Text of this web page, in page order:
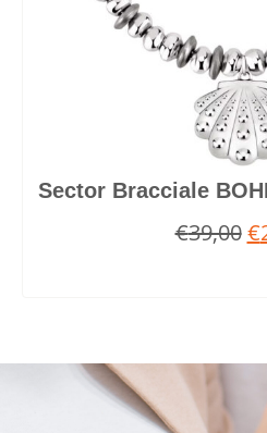
Sector Bracciale
€39,00 €